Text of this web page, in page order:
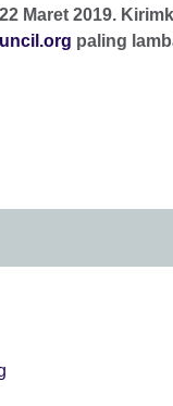
Maret 2019.
paling